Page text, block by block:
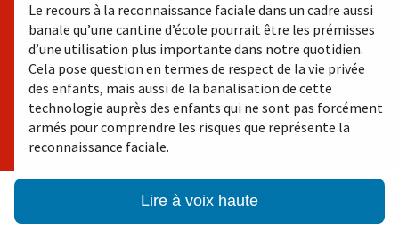
Le recours à la reconnaissance faciale dans un cadre aussi
banale qu’une cantine d’école pourrait être les prémisses
d’une utilisation plus importante dans notre quotidien.
Cela pose question en termes de respect de la vie privée
des enfants, mais aussi de la banalisation de cette
technologie auprès des enfants qui ne sont pas forcément
armés pour comprendre les risques que représente la
reconnaissance faciale.
Lire à voix haute